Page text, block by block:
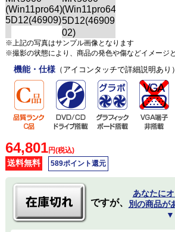
※上記の写真はサンプル画像となります
※撮影の状態により、商品の発色や傷などイメージ
機能・仕様（アイコンタッチで詳細説明あり）
64,801円(税込)
送料無料 589ポイント還元
ですが、
あなたに
別の商品が
▼